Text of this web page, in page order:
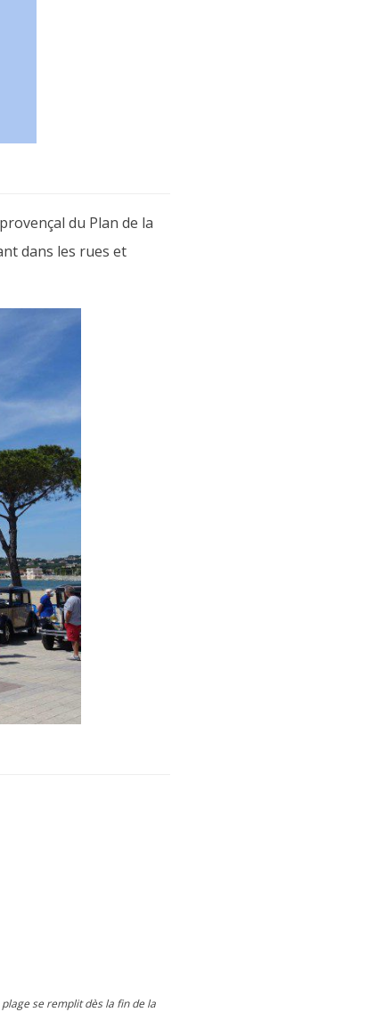
du Plan de la
dans les rues et
se remplit dès la fin de la